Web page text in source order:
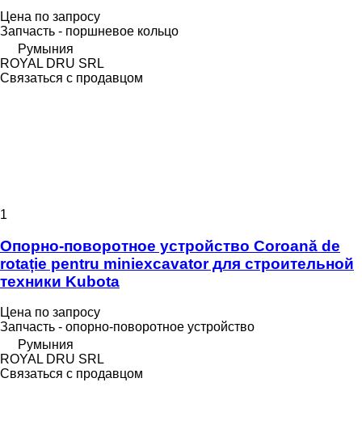
Цена по запросу
Запчасть - поршневое кольцо
Румыния
ROYAL DRU SRL
Связаться с продавцом
1
Опорно-поворотное устройство Coroană de
rotație pentru miniexcavator для строительной
техники Kubota
Цена по запросу
Запчасть - опорно-поворотное устройство
Румыния
ROYAL DRU SRL
Связаться с продавцом